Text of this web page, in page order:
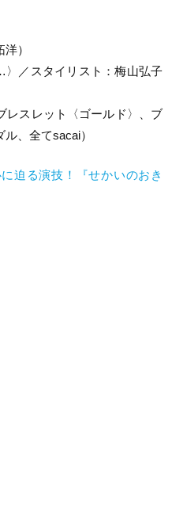
）
〉／スタイリスト：梅山弘子
レスレット〈ゴールド〉、ブ
、全てsacai）
迫る演技！『せかいのおき